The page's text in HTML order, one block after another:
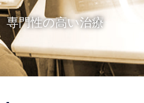
専門性の高い治療